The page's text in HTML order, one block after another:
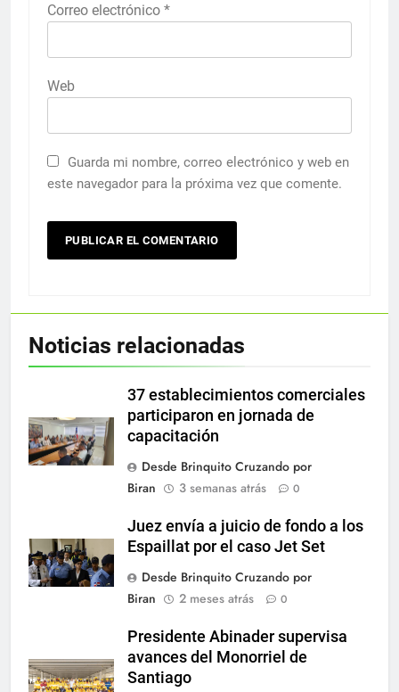
Correo electrónico *
Web
Guarda mi nombre, correo electrónico y web en
este navegador para la próxima vez que comente.
Noticias relacionadas
37 establecimientos comerciales
participaron en jornada de
capacitación
Desde Brinquito Cruzando por
Biran
3 semanas atrás 0
Juez envía a juicio de fondo a los
Espaillat por el caso Jet Set
Desde Brinquito Cruzando por
Biran
2 meses atrás 0
Presidente Abinader supervisa
avances del Monorriel de
Santiago